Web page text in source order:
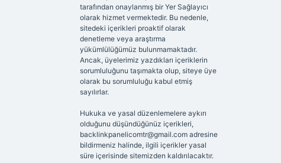
tarafından onaylanmış bir Yer Sağlayıcı
olarak hizmet vermektedir. Bu nedenle,
sitedeki içerikleri proaktif olarak
denetleme veya araştırma
yükümlülüğümüz bulunmamaktadır.
Ancak, üyelerimiz yazdıkları içeriklerin
sorumluluğunu taşımakta olup, siteye üye
olarak bu sorumluluğu kabul etmiş
sayılırlar.
Hukuka ve yasal düzenlemelere aykırı
olduğunu düşündüğünüz içerikleri,
backlinkpanelicomtr@gmail.comadresine
bildirmeniz halinde, ilgili içerikler yasal
süre içerisinde sitemizden kaldırılacaktır.